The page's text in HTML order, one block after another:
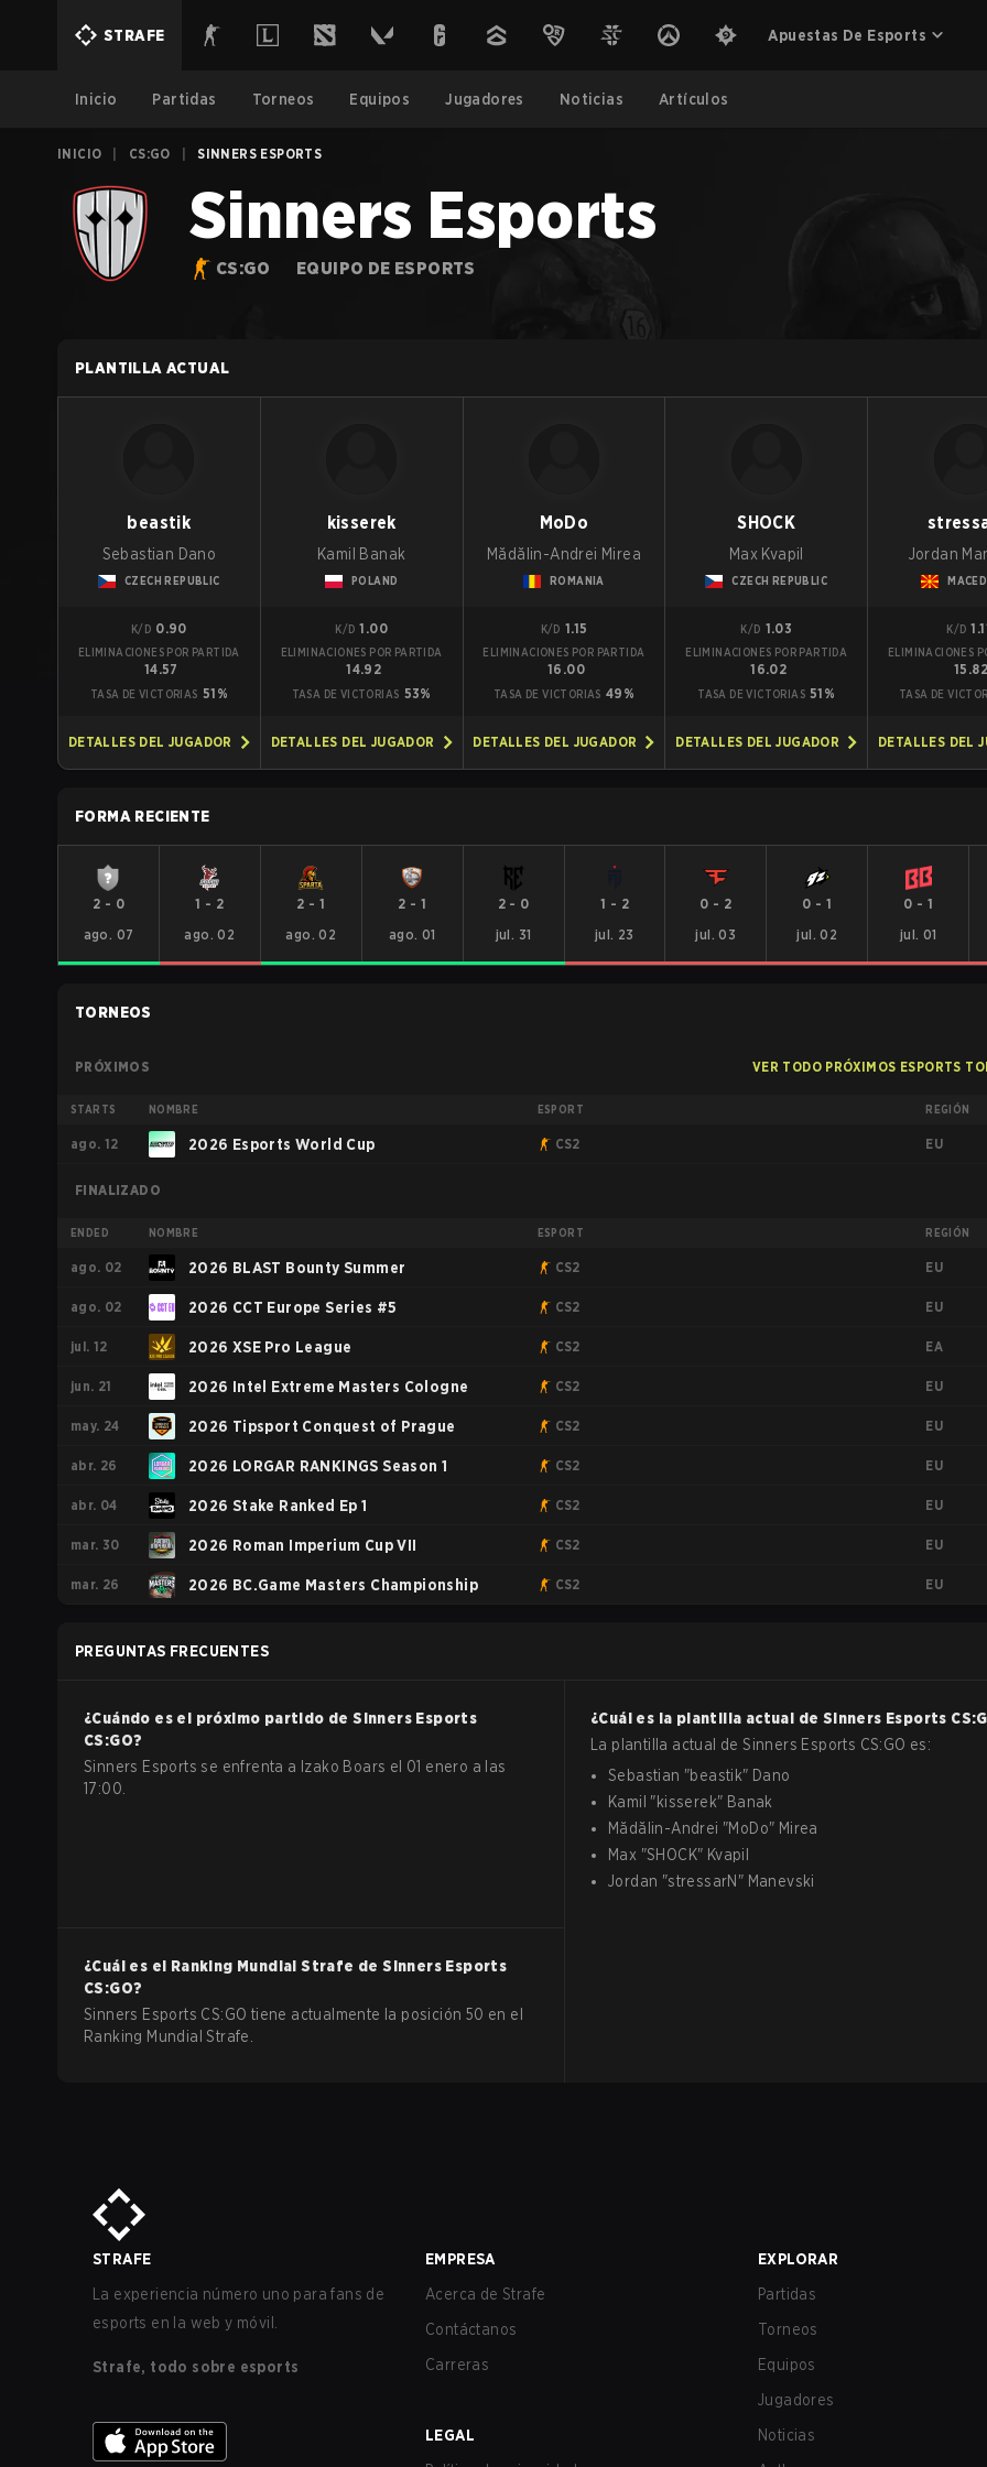
STRAFE Apuestas De Esports
Inicio Partidas Torneos Equipos Jugadores Noticias Artículos
INICIO CS:GO SINNERS ESPORTS
Sinners Esports
CS:GO EQUIPO DE ESPORTS
PLANTILLA ACTUAL
beastik
Sebastian Dano
CZECH REPUBLIC
K/D 0.90
ELIMINACIONES POR PARTIDA
14.57
TASA DE VICTORIAS 51%
DETALLES DEL JUGADOR
kisserek
Kamil Banak
POLAND
K/D 1.00
ELIMINACIONES POR PARTIDA
14.92
TASA DE VICTORIAS 53%
DETALLES DEL JUGADOR
MoDo
Mădălin-Andrei Mirea
ROMANIA
K/D 1.15
ELIMINACIONES POR PARTIDA
16.00
TASA DE VICTORIAS 49%
DETALLES DEL JUGADOR
SHOCK
Max Kvapil
CZECH REPUBLIC
K/D 1.03
ELIMINACIONES POR PARTIDA
16.02
TASA DE VICTORIAS 51%
DETALLES DEL JUGADOR
Jordan
K/D
ELIMINACIONES
TASA DE
DETALLES DEL
FORMA RECIENTE
2 - 0
ago. 07
1 - 2
ago. 02
2 - 1
ago. 02
2 - 1
ago. 01
2- 0
jul. 31
1 - 2
jul. 23
0 - 2
jul. 03
0 - 1
jul. 02
0 - 1
jul. 01
TORNEOS
PRÓXIMOS VER TODO PRÓXIMOS ESPORTS
STARTS NOMBRE ESPORT REGIÓN
ago. 12 2026 Esports World Cup CS2 EU
FINALIZADO
ENDED NOMBRE ESPORT REGIÓN
ago. 02 2026 BLAST Bounty Summer CS2 EU
ago. 02 2026 CCT Europe Series #5 CS2 EU
jul. 12 2026 XSE Pro League CS2 EA
jun. 21 2026 Intel Extreme Masters Cologne CS2 EU
may. 24 2026 Tipsport Conquest of Prague CS2 EU
abr. 26 2026 LORGAR RANKINGS Season 1 CS2 EU
abr. 04 2026 Stake Ranked Ep 1 CS2 EU
mar. 30 2026 Roman Imperium Cup VII CS2 EU
mar. 26 2026 BC.Game Masters Championship CS2 EU
PREGUNTAS FRECUENTES
¿Cuándo es el próximo partido deSinners Esports
CS:GO?
Sinners Esports se enfrenta a Izako Boars el 01 enero a las
17:00.
¿Cuál es la plantilla actual de Sinners Esports
La plantilla actual deSinners Esports CS:GO es:
Sebastian "beastik" Dano
Kamil "kisserek" Banak
Mădălin-Andrei "MoDo" Mirea
Max "SHOCK" Kvapil
Jordan "stressarN " Manevski
¿Cuál es el Ranking Mundial Strafe deSinners Esports
CS:GO?
Sinners Esports CS:GO tiene actualmente la posición 50 en el
Ranking Mundial Strafe.
STRAFE
La experiencia número uno para fans de
esports en la web y móvil.
Strafe, todo sobre esports
EMPRESA
Acerca de Strafe
Contáctanos
Carreras
LEGAL
EXPLORAR
Partidas
Torneos
Equipos
Jugadores
Noticias